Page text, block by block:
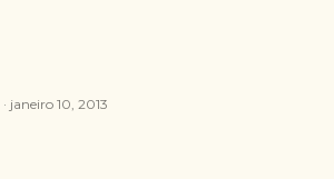
janeiro 10, 2013